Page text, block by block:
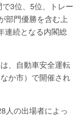
3位、5位、トレー
部門優勝を含む上
連続となる内閣総
、自動車安全運転
か市）で開催され
人の出場者によっ